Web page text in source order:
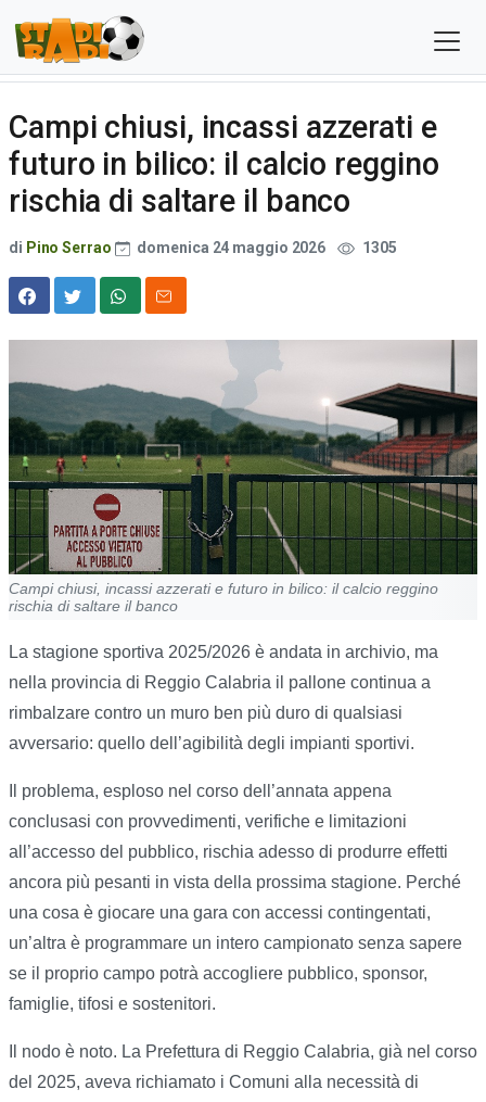
Campi chiusi, incassi azzerati e
futuro in bilico: il calcio reggino
rischia di saltare il banco
di Pino Serrao domenica 24 maggio 2026 1305
Campi chiusi, incassi azzerati e futuro in bilico: il calcio reggino
rischia di saltare il banco
La stagione sportiva 2025/2026 è andata in archivio, ma
nella provincia di Reggio Calabria il pallone continua a
rimbalzare contro un muro ben più duro di qualsiasi
avversario: quello dell’agibilità degli impianti sportivi.
Il problema, esploso nel corso dell’annata appena
conclusasi con provvedimenti, verifiche e limitazioni
all’accesso del pubblico, rischia adesso di produrre effetti
ancora più pesanti in vista della prossima stagione. Perché
una cosa è giocare una gara con accessi contingentati,
un’altra è programmare un intero campionato senza sapere
se il proprio campo potrà accogliere pubblico, sponsor,
famiglie, tifosi e sostenitori.
Il nodo è noto. La Prefettura di Reggio Calabria, già nel corso
del 2025, aveva richiamato i Comuni alla necessità di